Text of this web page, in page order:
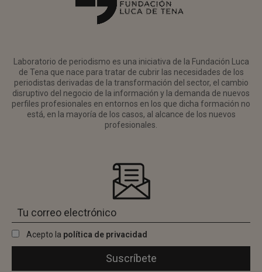
Laboratorio de periodismo es una iniciativa de la Fundación Luca
de Tena que nace para tratar de cubrir las necesidades de los
periodistas derivadas de la transformación del sector, el cambio
disruptivo del negocio de la información y la demanda de nuevos
perfiles profesionales en entornos en los que dicha formación no
está, en la mayoría de los casos, al alcance de los nuevos
profesionales.
Acepto la política de privacidad